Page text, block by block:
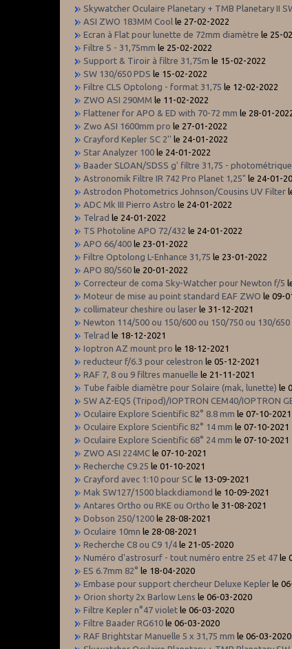
Skywatcher Oculaire Planetary + TMB Planetary II
ASI ZWO 183MM Cool le 27-02-2022
Ecran à Flat pour lunette de 72mm diamètre le 25-
Filtre S - 31,75mm le 25-02-2022
Support & Tiroir à filtre 31,75m le 15-02-2022
SW 130/650 PDS le 15-02-2022
Filtre CLS Optolong - format 31,75 le 12-02-2022
ZWO ASI 290MM le 11-02-2022
Flattener for APO & ED with 70-72 mm le 28-01-
Zwo ASI 1600mm pro le 27-01-2022
Crayford Kepler SC 2'' le 24-01-2022
Star Analyzer 100 le 24-01-2022
Baader SLOAN/SDSS g' filtre 31,75 - photométrique
Astronomik Filtre IR 742 Pro Planet 1,25" le 24-01-
Astrodon Photometrics Johnson/Cousins UV Filter
ADC Mk III Pierro Astro le 24-01-2022
Telrad le 24-01-2022
TS Photoline APO 72/432 le 24-01-2022
APO 66/400 le 23-01-2022
Filtre Optolong L-Enhance 31,75 le 23-01-2022
APO 80/560 le 20-01-2022
Correcteur de coma Sky-Watcher pour Newton f/5
Moteur de mise au point standard EAF ZWO le 09-
collimateur cheshire ou laser le 31-12-2021
Newton 114/500 ou 150/600 ou 150/750 ou 130/650
Telrad le 18-12-2021
Ioptron AZ mount pro le 18-12-2021
reducteur f/6.3 pour celestron le 05-12-2021
RAF 7, 8 ou 9 filtres manuelle le 21-11-2021
Tube faible diamètre pour Solaire (mak, lunette) le
SW AZ-EQ5 (Tripod)/IOPTRON CEM40/IOPTRON
Oculaire Explore Scientific 82° 8.8 mm le 07-10-2021
Oculaire Explore Scientific 82° 14 mm le 07-10-2021
Oculaire Explore Scientific 68° 24 mm le 07-10-2021
ZWO ASI 224MC le 07-10-2021
Recherche C9.25 le 01-10-2021
Crayford avec 1:10 pour SC le 13-09-2021
Mak SW127/1500 blackdiamond le 10-09-2021
Antares Ortho ou RKE ou Ortho le 31-08-2021
Dobson 250/1200 le 28-08-2021
Oculaire 10mn le 28-08-2021
Recherche C8 ou C9 1/4 le 21-05-2020
Numéro d'astrosurf - tout numéro entre 25 et 47 le
ES 6.7mm 82° le 18-04-2020
Embase pour support chercheur Deluxe Kepler le
Orion shorty 2x Barlow Lens le 06-03-2020
Filtre Kepler n°47 violet le 06-03-2020
Filtre Baader RG610 le 06-03-2020
RAF Brightstar Manuelle 5 x 31,75 mm le 06-03-2020